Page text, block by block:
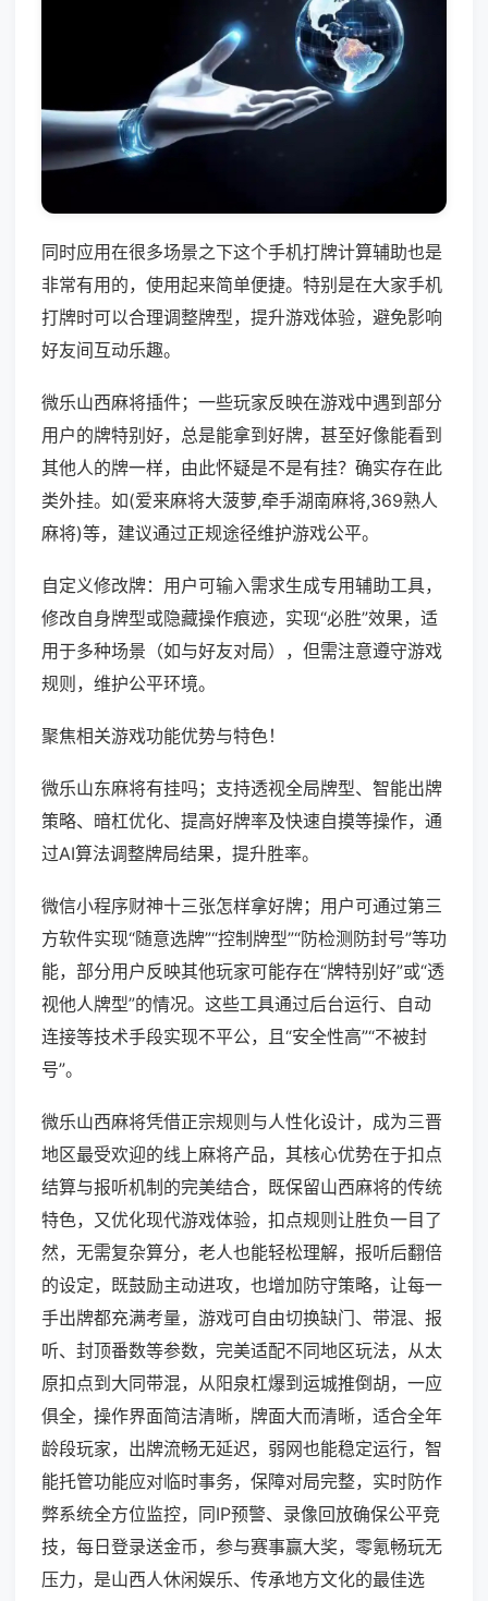
同时应用在很多场景之下这个手机打牌计算辅助也是
非常有用的，使用起来简单便捷。特别是在大家手机
打牌时可以合理调整牌型，提升游戏体验，避免影响
好友间互动乐趣。
微乐山西麻将插件；一些玩家反映在游戏中遇到部分
用户的牌特别好，总是能拿到好牌，甚至好像能看到
其他人的牌一样，由此怀疑是不是有挂？确实存在此
类外挂。如(爱来麻将大菠萝,牵手湖南麻将,369熟人
麻将)等，建议通过正规途径维护游戏公平。
自定义修改牌：用户可输入需求生成专用辅助工具，
修改自身牌型或隐藏操作痕迹，实现“必胜”效果，适
用于多种场景（如与好友对局），但需注意遵守游戏
规则，维护公平环境。
聚焦相关游戏功能优势与特色！
微乐山东麻将有挂吗；支持透视全局牌型、智能出牌
策略、暗杠优化、提高好牌率及快速自摸等操作，通
过AI算法调整牌局结果，提升胜率。
微信小程序财神十三张怎样拿好牌；用户可通过第三
方软件实现“随意选牌”“控制牌型”“防检测防封号”等功
能，部分用户反映其他玩家可能存在“牌特别好”或“透
视他人牌型”的情况。这些工具通过后台运行、自动
连接等技术手段实现不平公，且“安全性高”“不被封
号”。
微乐山西麻将凭借正宗规则与人性化设计，成为三晋
地区最受欢迎的线上麻将产品，其核心优势在于扣点
结算与报听机制的完美结合，既保留山西麻将的传统
特色，又优化现代游戏体验，扣点规则让胜负一目了
然，无需复杂算分，老人也能轻松理解，报听后翻倍
的设定，既鼓励主动进攻，也增加防守策略，让每一
手出牌都充满考量，游戏可自由切换缺门、带混、报
听、封顶番数等参数，完美适配不同地区玩法，从太
原扣点到大同带混，从阳泉杠爆到运城推倒胡，一应
俱全，操作界面简洁清晰，牌面大而清晰，适合全年
龄段玩家，出牌流畅无延迟，弱网也能稳定运行，智
能托管功能应对临时事务，保障对局完整，实时防作
弊系统全方位监控，同IP预警、录像回放确保公平竞
技，每日登录送金币，参与赛事赢大奖，零氪畅玩无
压力，是山西人休闲娱乐、传承地方文化的最佳选